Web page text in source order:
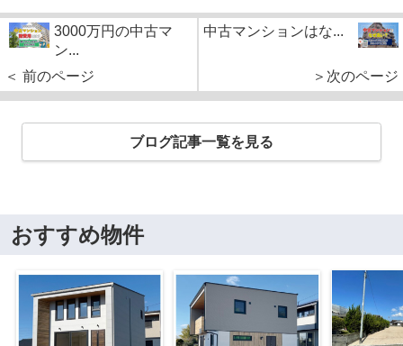
3000万円の中古マ
ン...
＜ 前のページ
中古マンションはな...
＞次のページ
ブログ記事一覧を見る
おすすめ物件